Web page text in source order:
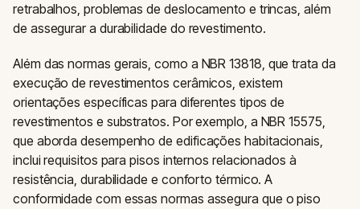
retrabalhos, problemas de deslocamento e trincas, além
de assegurar a durabilidade do revestimento.
Além das normas gerais, como a NBR 13818, que trata da
execução de revestimentos cerâmicos, existem
orientações específicas para diferentes tipos de
revestimentos e substratos. Por exemplo, a NBR 15575,
que aborda desempenho de edificações habitacionais,
inclui requisitos para pisos internos relacionados à
resistência, durabilidade e conforto térmico. A
conformidade com essas normas assegura que o piso